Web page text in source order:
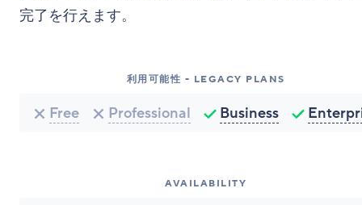
完了を行えます。
利用可能性 - LEGACY PLANS
Free Professional Business
AVAILABILITY